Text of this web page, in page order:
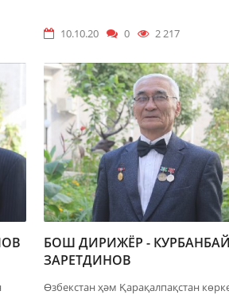
10.10.20 0 2 217
БОШ ДИРИЖЁР - КУРБАНБАЙ
ЗАРЕТДИНОВ
Өзбекстан ҳәм Қарақалпақстан